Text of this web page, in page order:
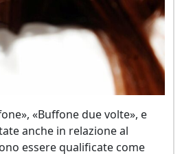
«Buffone due volte», e
anche in relazione al
essere qualificate come